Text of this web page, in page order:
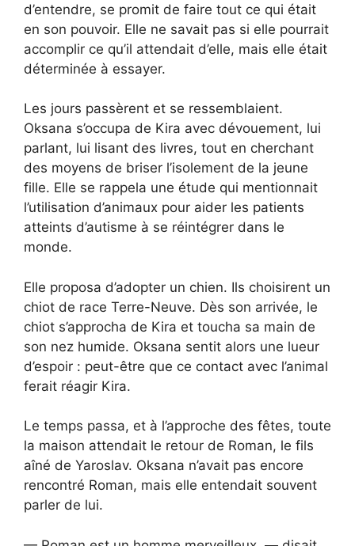
d’entendre, se promit de faire tout ce qui était
en son pouvoir. Elle ne savait pas si elle pourrait
accomplir ce qu’il attendait d’elle, mais elle était
déterminée à essayer.
Les jours passèrent et se ressemblaient.
Oksana s’occupa de Kira avec dévouement, lui
parlant, lui lisant des livres, tout en cherchant
des moyens de briser l’isolement de la jeune
fille. Elle se rappela une étude qui mentionnait
l’utilisation d’animaux pour aider les patients
atteints d’autisme à se réintégrer dans le
monde.
Elle proposa d’adopter un chien. Ils choisirent un
chiot de race Terre-Neuve. Dès son arrivée, le
chiot s’approcha de Kira et toucha sa main de
son nez humide. Oksana sentit alors une lueur
d’espoir : peut-être que ce contact avec l’animal
ferait réagir Kira.
Le temps passa, et à l’approche des fêtes, toute
la maison attendait le retour de Roman, le fils
aîné de Yaroslav. Oksana n’avait pas encore
rencontré Roman, mais elle entendait souvent
parler de lui.